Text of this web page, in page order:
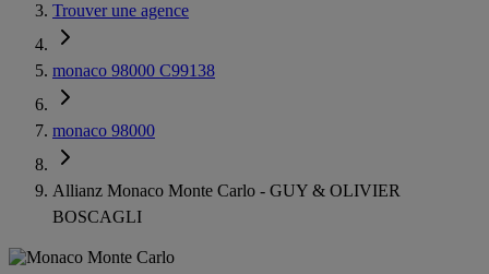
Trouver une agence
monaco 98000 C99138
monaco 98000
Allianz Monaco Monte Carlo - GUY & OLIVIER
BOSCAGLI